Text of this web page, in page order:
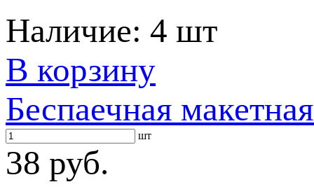
Наличие: 4 шт
В корзину
Беспаечная
шт
38 руб.